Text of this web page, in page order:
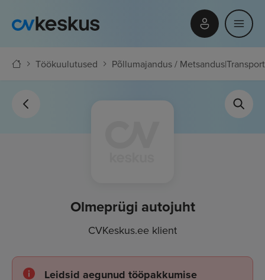
Töökuulutused Põllumajandus / Metsandus|
Olmeprügi autojuht
CVKeskus.ee klient
Leidsid aegunud tööpakkumise